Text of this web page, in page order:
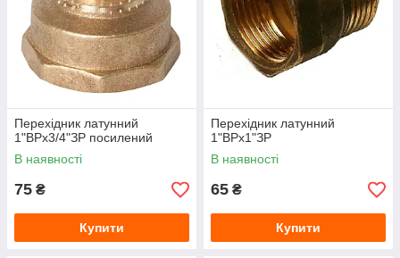
Перехідник латунний
1"ВРх3/4"ЗР посилений
В наявності
75 ₴
Купити
Перехідник латунний
1"ВРх1"ЗР
В наявності
65 ₴
Купити